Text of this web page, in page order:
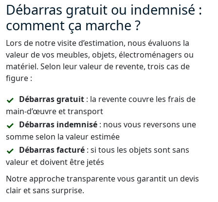
Débarras gratuit ou indemnisé :
comment ça marche ?
Lors de notre visite d’estimation, nous évaluons la
valeur de vos meubles, objets, électroménagers ou
matériel. Selon leur valeur de revente, trois cas de
figure :
Débarras gratuit : la revente couvre les frais de
main-d’œuvre et transport
Débarras indemnisé : nous vous reversons une
somme selon la valeur estimée
Débarras facturé : si tous les objets sont sans
valeur et doivent être jetés
Notre approche transparente vous garantit un devis
clair et sans surprise.